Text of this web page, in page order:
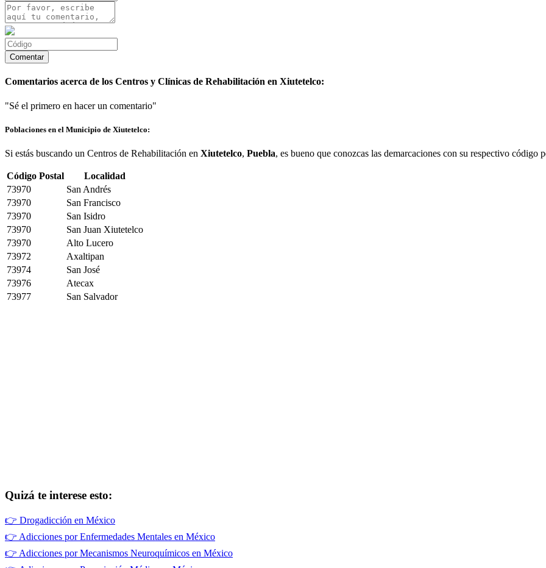
Comentarios acerca de los Centros y Clínicas de Rehabilitación en Xiutetelco:
"Sé el primero en hacer un comentario"
Poblaciones en el Municipio de Xiutetelco:
Si estás buscando un Centros de Rehabilitación en Xiutetelco, Puebla, es bueno que conozcas las demarcaciones con su respectivo código
Código Postal
Localidad
73970
San Andrés
73970
San Francisco
73970
San Isidro
73970
San Juan Xiutetelco
73970
Alto Lucero
73972
Axaltipan
73974
San José
73976
Atecax
73977
San Salvador
Quizá te interese esto:
👉 Drogadicción en México
👉 Adicciones por Enfermedades Mentales en México
👉 Adicciones por Mecanismos Neuroquímicos en México